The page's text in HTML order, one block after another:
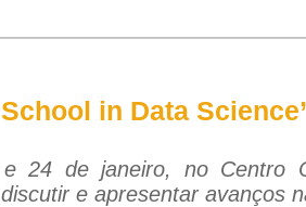
in Data
24 de janeiro, no Centro
e apresentar avanços